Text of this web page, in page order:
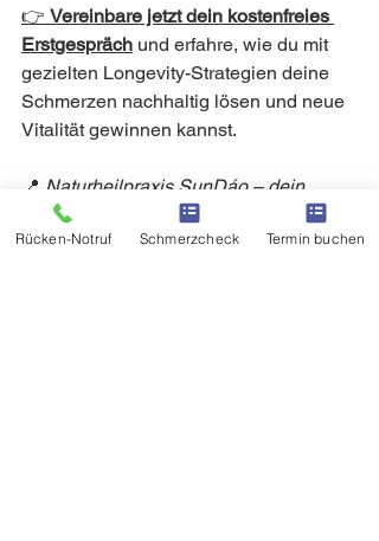
👉 Vereinbare jetzt dein kostenfreies
Erstgespräch und erfahre, wie du mit
gezielten Longevity-Strategien deine
Schmerzen nachhaltig lösen und neue
Vitalität gewinnen kannst.
📍 Naturheilpraxis SunDáo – dein
Zentrum für ganzheitliche
Schmerztherapie, Hormonelle Balance
Rücken-Notruf Schmerzcheck Termin buchen